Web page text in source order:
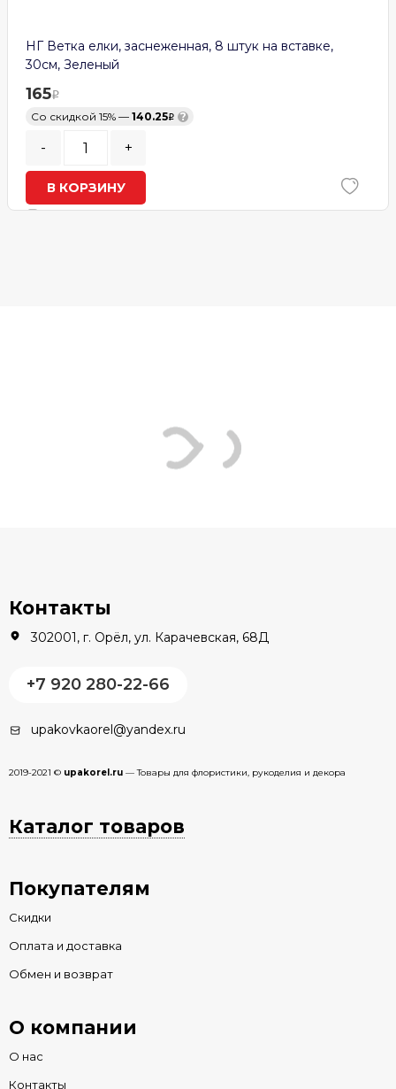
НГ Ветка елки, заснеженная, 8 штук на вставке,
30см, Зеленый
165
Со скидкой 15% — 140.25 ?
- +
В КОРЗИНУ
Контакты
302001, г. Орёл, ул. Карачевская, 68Д
+7 920 280-22-66
upakovkaorel@yandex.ru
2019-2021 © upakorel.ru — Товары для флористики, рукоделия и декора
Каталог товаров
Покупателям
Скидки
Оплата и доставка
Обмен и возврат
О компании
О нас
Контакты